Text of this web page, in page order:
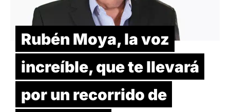
Rubén Moya, la voz
increíble, que te llevará
por un recorrido de